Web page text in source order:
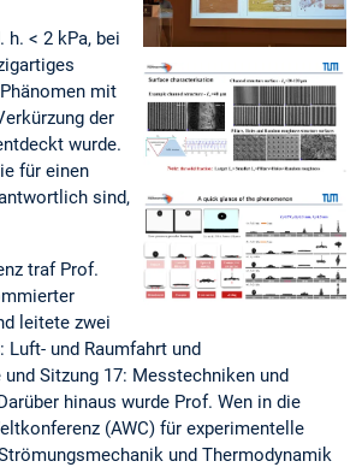
h. < 2 kPa, bei
mit
der
wurde.
für einen
sind,
traf Prof.
leitete zwei
Luft- und Raumfahrt und
Sitzung 17: Messtechniken und
hinaus wurde Prof. Wen in die
(AWC) für experimentelle
und Thermodynamik